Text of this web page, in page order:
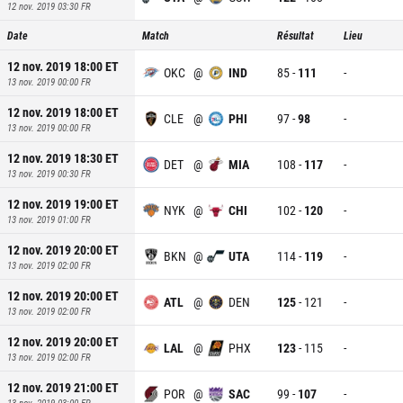
12 nov. 2019 03:30 FR
Date Match Résultat Lieu
12 nov. 2019 18:00ET
13 nov. 2019 00:00 FR
OKC @ IND 85- 111 -
12 nov. 2019 18:00ET
13 nov. 2019 00:00 FR
CLE @ PHI 97-98 -
12 nov. 2019 18:30ET
13 nov. 2019 00:30 FR
DET @ MIA 108 - 117 -
12 nov. 2019 19:00ET
13 nov. 2019 01:00 FR
NYK @ CHI 102- 120 -
12 nov. 2019 20:00ET
13 nov. 2019 02:00 FR
BKN @ UTA 114- 119 -
12 nov. 2019 20:00ET
13 nov. 2019 02:00 FR
ATL @ DEN 125- 121 -
12 nov. 2019 20:00ET
13 nov. 2019 02:00 FR
LAL @ PHX 123- 115 -
12 nov. 2019 21:00ET POR @ SAC 99 - 107 -